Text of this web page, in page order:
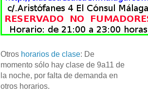
Otros horarios de clase: De
momento sólo hay clase de 9a11 de
la noche, por falta de demanda en
otros horarios.